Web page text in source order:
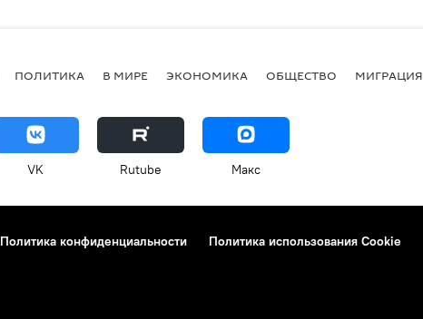
ПОЛИТИКА В МИРЕ ЭКОНОМИКА ОБЩЕСТВО МИГРАЦИЯ
VK Rutube Макс
Политика конфиденциальности Политика использования Cookie